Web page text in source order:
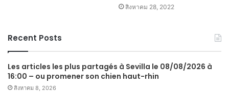
สิงหาคม 28, 2022
Recent Posts
Les articles les plus partagés à Sevilla le 08/08/2026 à
16:00 – ou promener son chien haut-rhin
สิงหาคม 8, 2026